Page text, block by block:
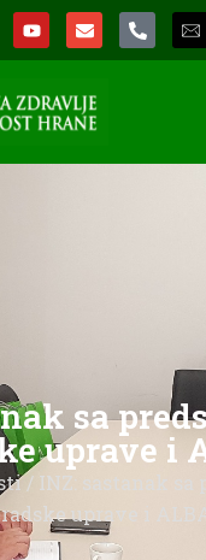
sa
uprave i
/ INZ: sastanak
uprave i